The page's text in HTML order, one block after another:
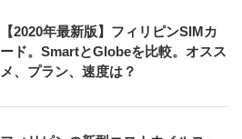
【2020年最新版】フィリピンSIMカ
ード。SmartとGlobeを比較。オスス
メ、プラン、速度は？